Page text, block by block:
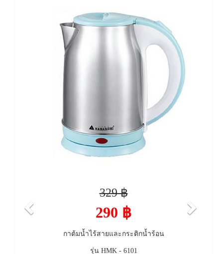
329 ฿
290 ฿
กาต้มน้ำไร้สายและกระติกน้ำร้อน
รุ่น HMK - 6101